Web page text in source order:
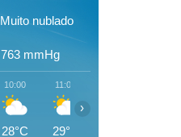
Muito nublado
763 mmHg
10:00
28°C
11:00
29°C
›